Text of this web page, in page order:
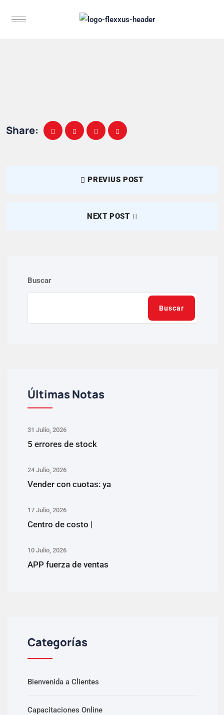
Share:
PREVIUS POST
NEXT POST
Buscar
Buscar
Últimas Notas
31 Julio, 2026
5 errores de stock
24 Julio, 2026
Vender con cuotas: ya
17 Julio, 2026
Centro de costo |
10 Julio, 2026
APP fuerza de ventas
Categorías
Bienvenida a Clientes
Capacitaciones Online